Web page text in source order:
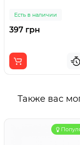
Есть в наличии
397 грн
Также вас